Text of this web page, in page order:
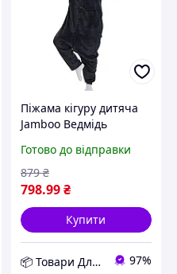
Піжама кігуру дитяча
Jamboo Ведмідь
Чорний (J400440) D12-
2026
Готово до відправки
798.99₴
879 ₴
Купити
📦 Товари Для Дому 97%